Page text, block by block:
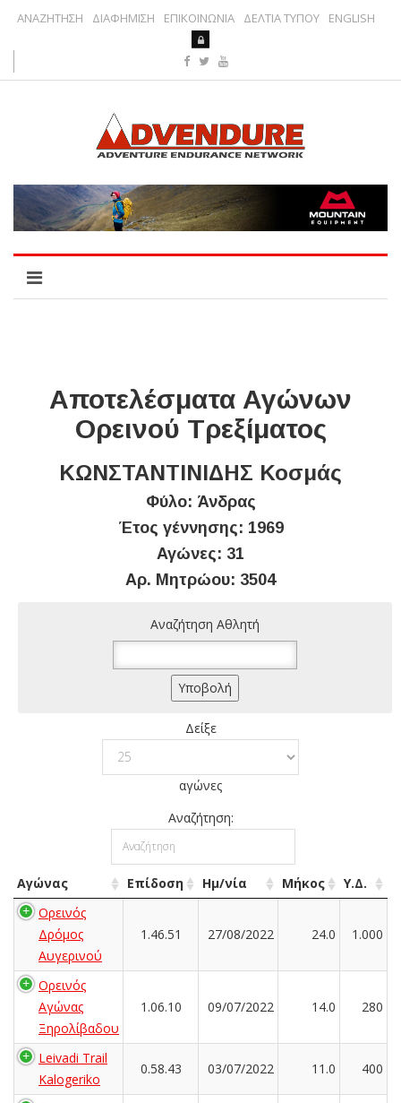
ΑΝΑΖΗΤΗΣΗ ΔΙΑΦΗΜΙΣΗ ΕΠΙΚΟΙΝΩΝΙΑ ΔΕΛΤΙΑ ΤΥΠΟΥ ENGLISH
Αποτελέσματα Αγώνων
Ορεινού Τρεξίματος
ΚΩΝΣΤΑΝΤΙΝΙΔΗΣ Κοσμάς
Φύλο: Άνδρας
Έτος γέννησης: 1969
Αγώνες: 31
Αρ. Μητρώου: 3504
Αναζήτηση Αθλητή
Δείξε
αγώνες
Αναζήτηση:
Αγώνας Επίδοση Ημ/νία Μήκος
Υ.Δ.
Ορεινός
Δρόμος
Αυγερινού
1.46.51 27/08/2022 24.0 1.000
Ορεινός
Αγώνας
Ξηρολίβαδου
1.06.10 09/07/2022 14.0 280
Leivadi Trail
Kalogeriko
0.58.43 03/07/2022 11.0 400